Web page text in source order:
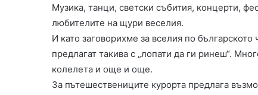
Музика, танци, светски събития, концерти,
любителите на щури веселия.
И като заговорихме за вселия по
предлагат такива с „лопати да ги ринеш“.
колелета и още и още.
За пътешествениците курорта предлага